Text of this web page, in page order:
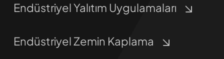
Endüstriyel Yalıtım Uygulamaları
Endüstriyel Zemin Kaplama